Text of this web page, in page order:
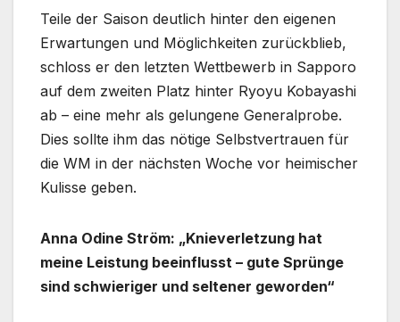
Teile der Saison deutlich hinter den eigenen
Erwartungen und Möglichkeiten zurückblieb,
schloss er den letzten Wettbewerb in Sapporo
auf dem zweiten Platz hinter Ryoyu Kobayashi
ab – eine mehr als gelungene Generalprobe.
Dies sollte ihm das nötige Selbstvertrauen für
die WM in der nächsten Woche vor heimischer
Kulisse geben.
Anna Odine Ström: „Knieverletzung hat
meine Leistung beeinflusst – gute Sprünge
sind schwieriger und seltener geworden“